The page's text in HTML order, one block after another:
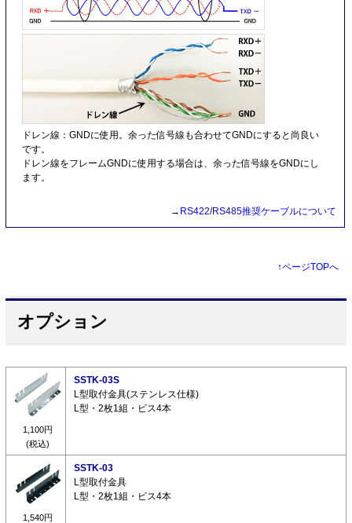
ドレン線：GNDに使用。余った信号線も合わせてGNDにすると尚良い
です。
ドレン線をフレームGNDに使用する場合は、余った信号線をGNDにし
ます。
→ RS422/RS485推奨ケーブルについて
↑ページTOPへ
オプション
1,100円
(税込)
SSTK-03S
L型取付金具(ステンレス仕様)
L型・2枚1組・ビス4本
1,540円
SSTK-03
L型取付金具
L型・2枚1組・ビス4本